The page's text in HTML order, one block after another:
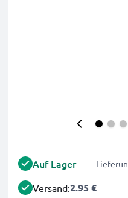
Auf Lager
Versand:2.95 €